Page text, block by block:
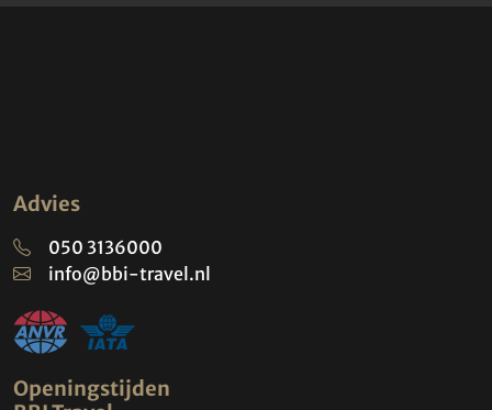
Ruka
Boek 9-daagse Ruka XL
Reis doorsturen per email
Reis als PDF opslaan